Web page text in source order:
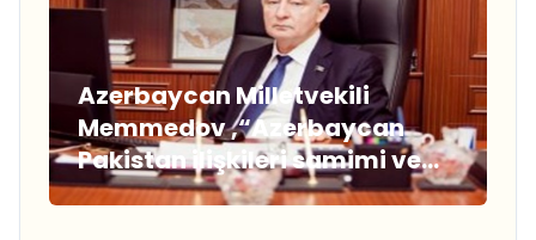
Azerbaycan Milletvekili
Memmedov ,“Azerbaycan
Pakistan ilişkileri samimi ve
sağlam temellere